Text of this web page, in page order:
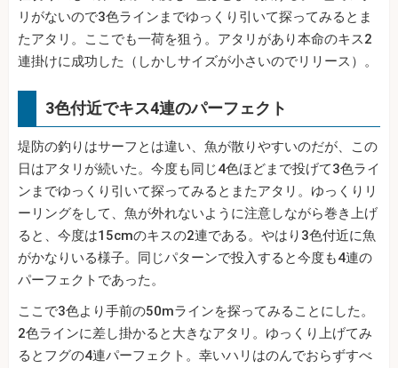
リがないので3色ラインまでゆっくり引いて探ってみるとま
たアタリ。ここでも一荷を狙う。アタリがあり本命のキス2
連掛けに成功した（しかしサイズが小さいのでリリース）。
3色付近でキス4連のパーフェクト
堤防の釣りはサーフとは違い、魚が散りやすいのだが、この
日はアタリが続いた。今度も同じ4色ほどまで投げて3色ライ
ンまでゆっくり引いて探ってみるとまたアタリ。ゆっくりリ
ーリングをして、魚が外れないように注意しながら巻き上げ
ると、今度は15cmのキスの2連である。やはり3色付近に魚
がかなりいる様子。同じパターンで投入すると今度も4連の
パーフェクトであった。
ここで3色より手前の50mラインを探ってみることにした。
2色ラインに差し掛かると大きなアタリ。ゆっくり上げてみ
るとフグの4連パーフェクト。幸いハリはのんでおらずすべ